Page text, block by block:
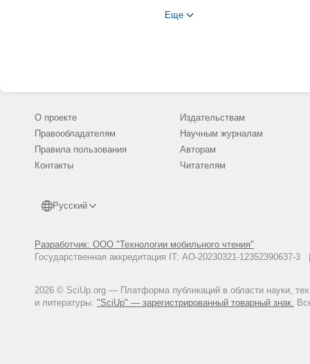
«Библиотечка Российской
Попова О. В. Адаптация
2011. № 4. С. 222-226.
Трыгуб И. С.
школьников: Автореф. дисс.
Flesch R. A New Readability
Fry E. A Readability Formula
information//International
Еще
О проекте
Правообладателям
Правила пользования
Контакты
Русский
Разработчик: ООО "Технологии мобильного чтения"
Государственная аккредитация IT: АО-20230321-
2026 © SciUp.org — Платформа публикаций в области науки,
и литературы. "SciUp" — зарегистрированный товарный знак.
Издательствам
Научным журналам
Авторам
Читателям